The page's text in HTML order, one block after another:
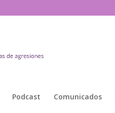
Podcast Comunicados